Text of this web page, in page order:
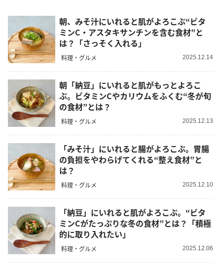
朝、みそ汁にいれると肌がよろこぶ“ビタ
ミンC・アスタキサンチンを含む食材”と
は？「さっそく入れる」
料理・グルメ 2025.12.14
朝「納豆」にいれると肌がもっとよろこ
ぶ。ビタミンCやカリウムをふくむ“冬が旬
の食材”とは？
料理・グルメ 2025.12.13
「みそ汁」にいれると腸がよろこぶ。胃腸
の負担をやわらげてくれる“整え食材”と
は？
料理・グルメ 2025.12.10
「納豆」にいれると肌がよろこぶ。“ビタ
ミンCがたっぷりな冬の食材”とは？「積極
的に取り入れたい」
料理・グルメ 2025.12.06